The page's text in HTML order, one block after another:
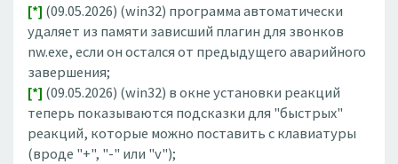
[*] (09.05.2026) (win32) программа автоматически
удаляет из памяти зависший плагин для звонков
nw.exe, если он остался от предыдущего аварийного
завершения;
[*] (09.05.2026) (win32) в окне установки реакций
теперь показываются подсказки для "быстрых"
реакций, которые можно поставить с клавиатуры
(вроде "+", "-" или "v");